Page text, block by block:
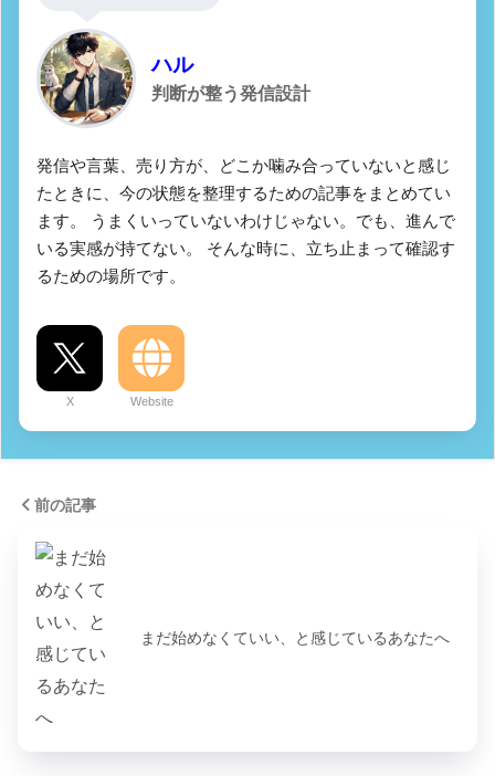
ハル
判断が整う発信設計
発信や言葉、売り方が、どこか噛み合っていないと感じ
たときに、今の状態を整理するための記事をまとめてい
ます。 うまくいっていないわけじゃない。でも、進んで
いる実感が持てない。 そんな時に、立ち止まって確認す
るための場所です。
X Website
前の記事
まだ始めなくていい、と感じているあなたへ